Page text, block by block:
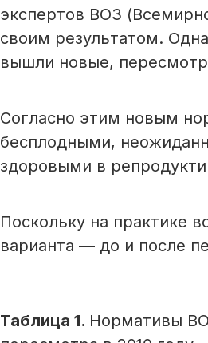
экспертов ВОЗ
своим результатом.
вышли новые,
Согласно этим новым
бесплодными,
здоровыми в
Поскольку на практике
варианта — до и после
Таблица 1. Нормативы